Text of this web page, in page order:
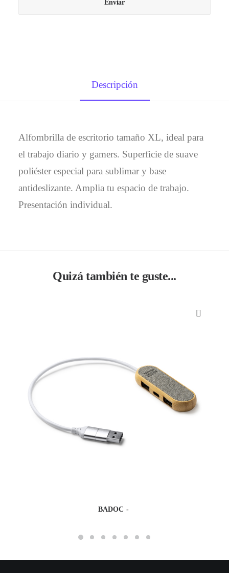
Descripción
Alfombrilla de escritorio tamaño XL, ideal para
el trabajo diario y gamers. Superficie de suave
poliéster especial para sublimar y base
antideslizante. Amplia tu espacio de trabajo.
Presentación individual.
Quizá también te guste...
BADOC